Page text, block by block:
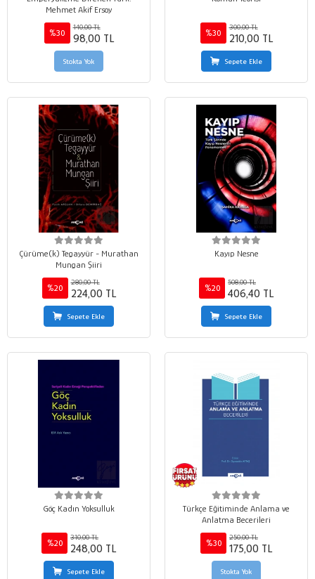
Mehmet Akif Ersoy
%30
140,00 TL
98,00 TL
Stokta Yok
%30
300,00 TL
210,00 TL
Sepete Ekle
Çürüme(k) Tegayyür - Murathan
Mungan Şiiri
%20
280,00 TL
224,00 TL
Sepete Ekle
Kayıp Nesne
%20
508,00 TL
406,40 TL
Sepete Ekle
Göç Kadın Yoksulluk
%20
310,00 TL
248,00 TL
Sepete Ekle
Türkçe Eğitiminde Anlama ve
Anlatma Becerileri
%30
250,00 TL
175,00 TL
Stokta Yok